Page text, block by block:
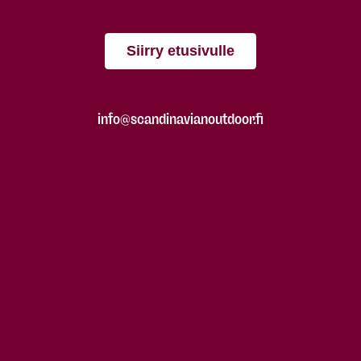
Siirry etusivulle
info@scandinavianoutdoor.fi